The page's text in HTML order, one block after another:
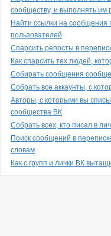
сообществу, и выполнять им
Найти ссылки на сообщения
пользователей
Спарсить репосты в
Как спарсить тех людей,
Собирать сообщения
Собрать все аккаунты, с
Авторы, с которыми вы
сообщества ВК
Собрать всех, кто писал в
Поиск сообщений в
словам
Как с групп и лички ВК